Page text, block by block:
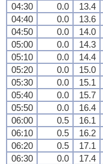
04:30
0.0 13.4
04:40
0.0 13.6
04:50
0.0 14.0
05:00
0.0 14.3
05:10
0.0 14.4
05:20
0.0 15.0
05:30
0.0 15.1
05:40
0.0 15.7
05:50
0.0 16.4
06:00
0.5 16.1
06:10
0.5 16.2
06:20
0.5 17.1
06:30
0.0 17.4